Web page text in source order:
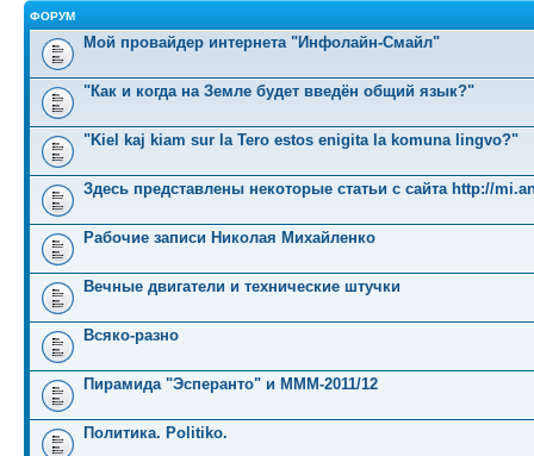
ФОРУМ
Мой провайдер интернета "Инфолайн-Смайл"
"Как и когда на Земле будет введён общий язык?"
"Kiel kaj kiam sur la Tero estos enigita la komuna lingvo?"
Здесь представлены некоторые статьи с сайта http://
Рабочие записи Николая Михайленко
Вечные двигатели и технические штучки
Всяко-разно
Пирамида "Эсперанто" и MMM-2011/12
Политика. Politiko.